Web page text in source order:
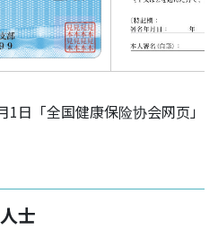
1日「全国健康保险协会网页」
士